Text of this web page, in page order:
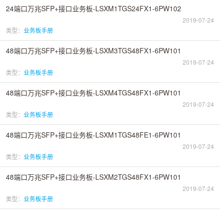
24端口万兆SFP+接口业务板-LSXM1TGS24FX1-6PW102
2019-07-24
类型： 业务板手册
48端口万兆SFP+接口业务板-LSXM3TGS48FX1-6PW101
2019-07-24
类型： 业务板手册
48端口万兆SFP+接口业务板-LSXM4TGS48FX1-6PW101
2019-07-24
类型： 业务板手册
48端口万兆SFP+接口业务板-LSXM1TGS48FE1-6PW101
2019-07-24
类型： 业务板手册
48端口万兆SFP+接口业务板-LSXM2TGS48FX1-6PW101
2019-07-24
类型： 业务板手册